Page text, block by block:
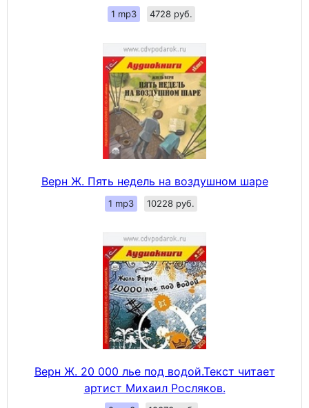
1 mp3 4728 руб.
Верн Ж. Пять недель на воздушном шаре
1 mp3 10228 руб.
Верн Ж. 20 000 лье под водой.Текст читает
артист Михаил Росляков.